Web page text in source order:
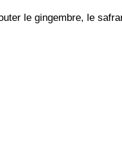
le gingembre, le